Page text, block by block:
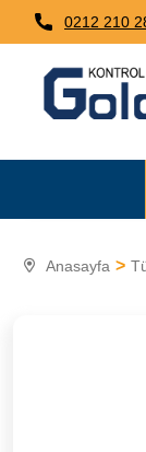
0212 210
Anasayfa